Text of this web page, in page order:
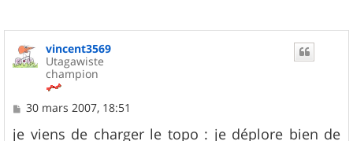
vincent3569
Utagawiste
champion
M
s
30 mars 2007, 18:51
je viens de charger le topo : je déplore bien de